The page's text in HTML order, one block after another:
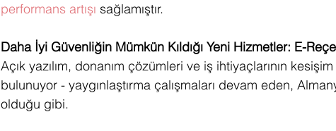
performans artışı sağlamıştır.
Daha İyi Güvenliğin Mümkün Kıldığı Yeni Hizmetler: E-
Açık yazılım, donanım çözümleri ve iş ihtiyaçlarının
bulunuyor - yaygınlaştırma çalışmaları devam eden,
olduğu gibi.